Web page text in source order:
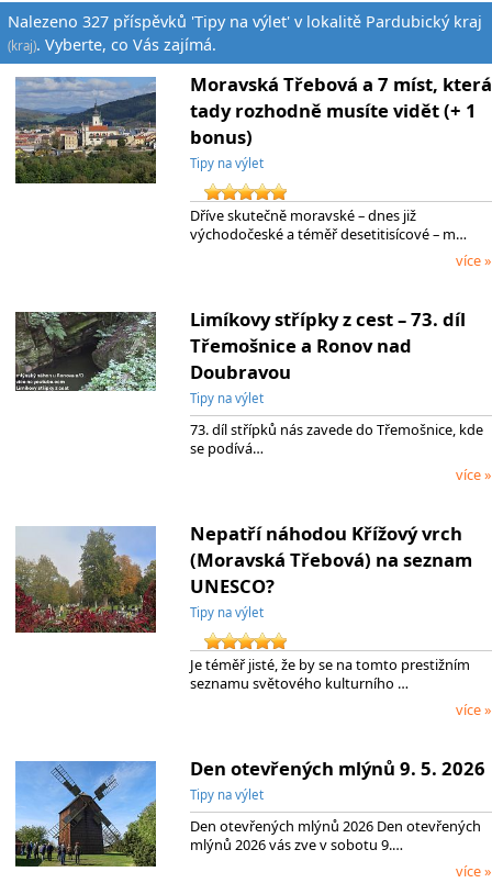
Nalezeno 327 příspěvků 'Tipy na výlet' v lokalitě Pardubický kraj
(kraj). Vyberte, co Vás zajímá.
Moravská Třebová a 7 míst, která
tady rozhodně musíte vidět (+ 1
bonus)
Tipy na výlet
Dříve skutečně moravské – dnes již
východočeské a téměř desetitisícové – m…
více »
Limíkovy střípky z cest – 73. díl
Třemošnice a Ronov nad
Doubravou
Tipy na výlet
73. díl střípků nás zavede do Třemošnice, kde
se podívá…
více »
Nepatří náhodou Křížový vrch
(Moravská Třebová) na seznam
UNESCO?
Tipy na výlet
Je téměř jisté, že by se na tomto prestižním
seznamu světového kulturního …
více »
Den otevřených mlýnů 9. 5. 2026
Tipy na výlet
Den otevřených mlýnů 2026 Den otevřených
mlýnů 2026 vás zve v sobotu 9.…
více »